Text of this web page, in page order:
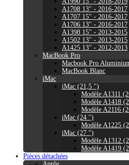
A1708 13" - 2016-2017
A1707 15" - 2016-2017
A1706 13" - 2016-2017
A1398 15" - 2013-2015
A1502 13" - 2013-2015
A1425 13" - 2012-2013
MacBook Pro
Macbook Pro
MacBook Blanc
iMac
iMac (21,5 ")
Modèle A1311
Modèle A1418
Modèle A2116
iMac (24 ")
Modèle A1225
iMac (27 ")
Modèle A1312
Modèle A1419
Pièces détachées